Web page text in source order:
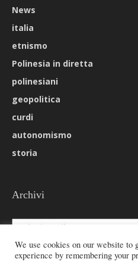
News
italia
etnismo
Polinesia in diretta
polinesiani
geopolitica
curdi
autonomismo
storia
Archivi
Archivi
We use cookies on our website to
experience by remembering your